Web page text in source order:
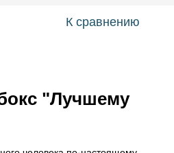
К сравнению
"Лучшему